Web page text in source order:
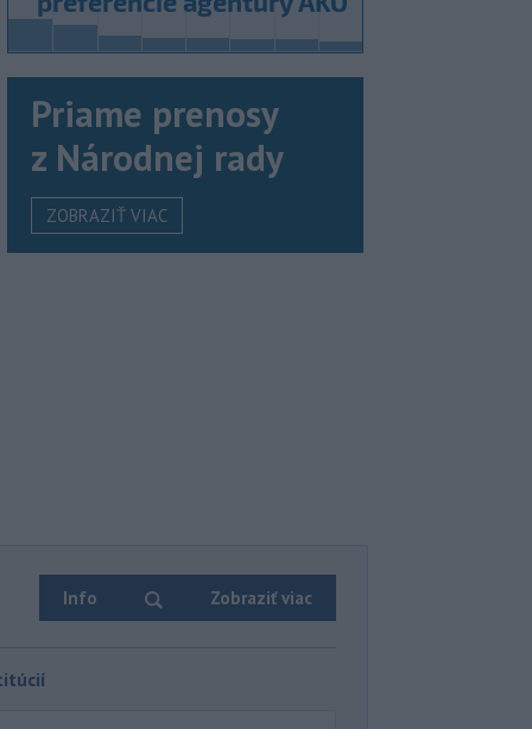
Priame prenosy
z Národnej rady
ZOBRAZIŤ VIAC
Info Zobraziť viac